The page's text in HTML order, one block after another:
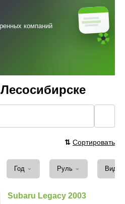
⇅ Сортировать
Год ⌄ Руль ⌄ Вид
Subaru Legacy 2003